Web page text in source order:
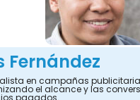
Fernández
en campañas
el alcance y las
pagados.